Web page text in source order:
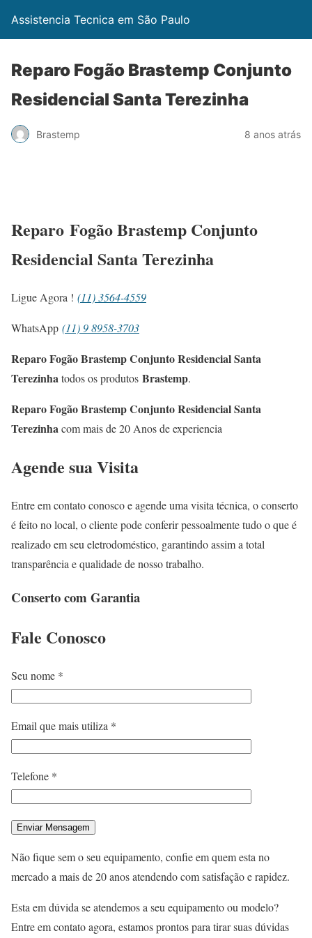
Assistencia Tecnica em São Paulo
Reparo Fogão Brastemp Conjunto
Residencial Santa Terezinha
Brastemp 8 anos atrás
Reparo Fogão Brastemp Conjunto
Residencial Santa Terezinha
Ligue Agora ! (11) 3564-4559
WhatsApp (11) 9 8958-3703
Reparo Fogão Brastemp Conjunto Residencial Santa
Terezinhatodos os produtos Brastemp.
Reparo Fogão Brastemp Conjunto Residencial Santa
Terezinhacom mais de 20 Anos de experiencia
Agende sua Visita
Entre em contato conosco e agende uma visita técnica, o conserto
é feito no local, o cliente pode conferir pessoalmente tudo o que é
realizado em seu eletrodoméstico, garantindo assim a total
transparência e qualidade de nosso trabalho.
Conserto com Garantia
Fale Conosco
Seu nome *
Email que mais utiliza *
Telefone *
Não fique sem o seu equipamento, confie em quem esta no
mercado a mais de 20 anos atendendo com satisfação e rapidez.
Esta em dúvida se atendemos a seu equipamento ou modelo?
Entre em contato agora, estamos prontos para tirar suas dúvidas